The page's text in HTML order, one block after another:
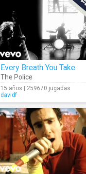
Every Breath You Take
The Police
15 años | 259670 jugadas
davidf